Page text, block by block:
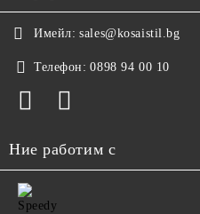
Имейл: sales@kosaistil.bg
Телефон: 0898 94 00 10
Ние работим с